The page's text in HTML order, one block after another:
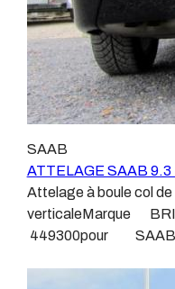
SAAB
ATTELAGE SAAB 9.3
Attelage à boule col
verticaleMarque
449300pour SAAB
dessous.Poids maxi